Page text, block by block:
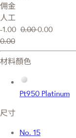
佣金
人工
-1.00 0.000.00
0.00
材料顏色
Pt950 Platinum
尺寸
No. 15